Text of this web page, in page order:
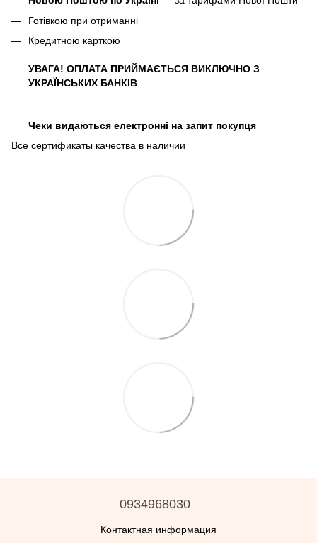
Готівкою при отриманні
Кредитною карткою
УВАГА! ОПЛАТА ПРИЙМАЄТЬСЯ ВИКЛЮЧНО З
УКРАЇНСЬКИХ БАНКІВ
Чеки видаються електронні на запит покупця
Все сертификаты качества в наличии
0934968030
Контактная информация